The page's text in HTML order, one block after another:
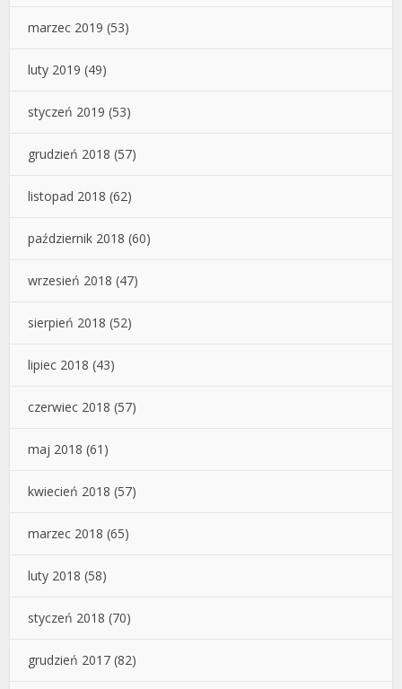
marzec 2019 (53)
luty 2019 (49)
styczeń 2019 (53)
grudzień 2018 (57)
listopad 2018 (62)
październik 2018 (60)
wrzesień 2018 (47)
sierpień 2018 (52)
lipiec 2018 (43)
czerwiec 2018 (57)
maj 2018 (61)
kwiecień 2018 (57)
marzec 2018 (65)
luty 2018 (58)
styczeń 2018 (70)
grudzień 2017 (82)